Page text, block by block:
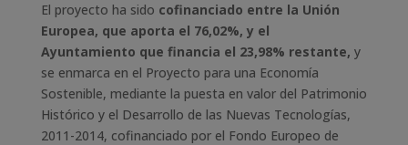
El proyecto ha sido cofinanciado entre la Unión
Europea, que aporta el 76,02%, y el
Ayuntamiento que financia el 23,98% restante, y
se enmarca en el Proyecto para una Economía
Sostenible, mediante la puesta en valor del Patrimonio
Histórico y el Desarrollo de las Nuevas Tecnologías,
2011-2014, cofinanciado por el Fondo Europeo de